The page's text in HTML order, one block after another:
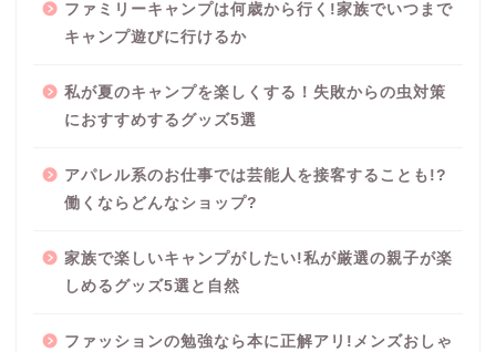
ファミリーキャンプは何歳から行く!家族でいつまで
キャンプ遊びに行けるか
私が夏のキャンプを楽しくする！失敗からの虫対策
におすすめするグッズ5選
アパレル系のお仕事では芸能人を接客することも!?
働くならどんなショップ?
家族で楽しいキャンプがしたい!私が厳選の親子が楽
しめるグッズ5選と自然
ファッションの勉強なら本に正解アリ!メンズおしゃ
プロフィール